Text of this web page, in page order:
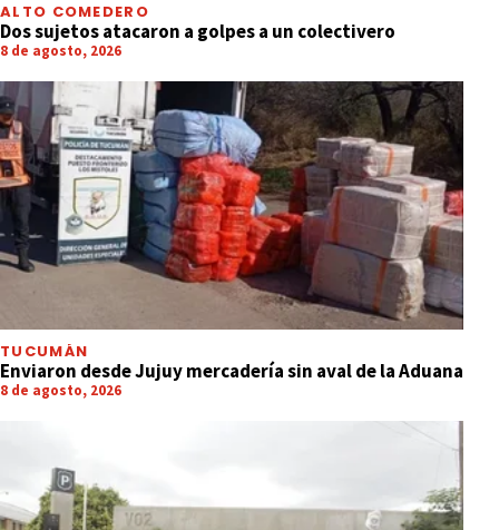
ALTO COMEDERO
Dos sujetos atacaron a golpes a un colectivero
8 de agosto, 2026
TUCUMÁN
Enviaron desde Jujuy mercadería sin aval de la Aduana
8 de agosto, 2026